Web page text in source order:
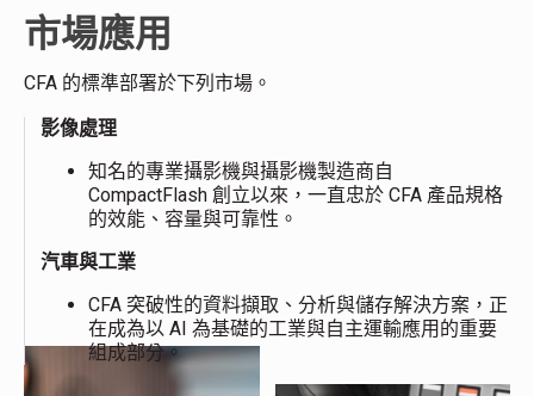
市場應用
CFA 的標準部署於下列市場。
影像處理
知名的專業攝影機與攝影機製造商自
CompactFlash 創立以來，一直忠於 CFA 產品規格
的效能、容量與可靠性。
汽車與工業
CFA 突破性的資料擷取、分析與儲存解決方案，正
在成為以 AI 為基礎的工業與自主運輸應用的重要
組成部分。